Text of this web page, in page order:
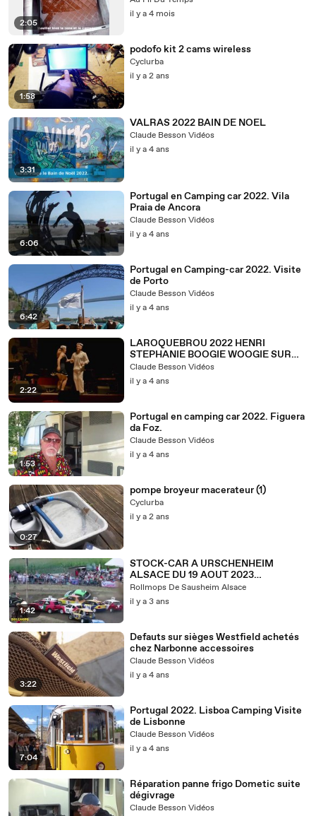
2:05
il y a 4 mois
1:58
podofo kit 2 cams wireless
Cyclurba
il y a 2 ans
3:31
VALRAS 2022 BAIN DE NOEL
Claude Besson Vidéos
il y a 4 ans
6:06
Portugal en Camping car 2022. Vila
Praia de Ancora
Claude Besson Vidéos
il y a 4 ans
6:42
Portugal en Camping-car 2022. Visite
de Porto
Claude Besson Vidéos
il y a 4 ans
2:22
LAROQUEBROU 2022 HENRI
STEPHANIE BOOGIE WOOGIE SUR
SCENE
Claude Besson Vidéos
il y a 4 ans
1:53
Portugal en camping car 2022. Figuera
da Foz.
Claude Besson Vidéos
il y a 4 ans
0:27
pompe broyeur macerateur (1)
Cyclurba
il y a 2 ans
1:42
STOCK-CAR A URSCHENHEIM
ALSACE DU 19 AOUT 2023
ROLLMOPS
Rollmops De Sausheim Alsace
il y a 3 ans
3:22
Defauts sur sièges Westfield achetés
chez Narbonne accessoires
Claude Besson Vidéos
il y a 4 ans
7:04
Portugal 2022. Lisboa Camping Visite
de Lisbonne
Claude Besson Vidéos
il y a 4 ans
Réparation panne frigo Dometic suite
dégivrage
Claude Besson Vidéos